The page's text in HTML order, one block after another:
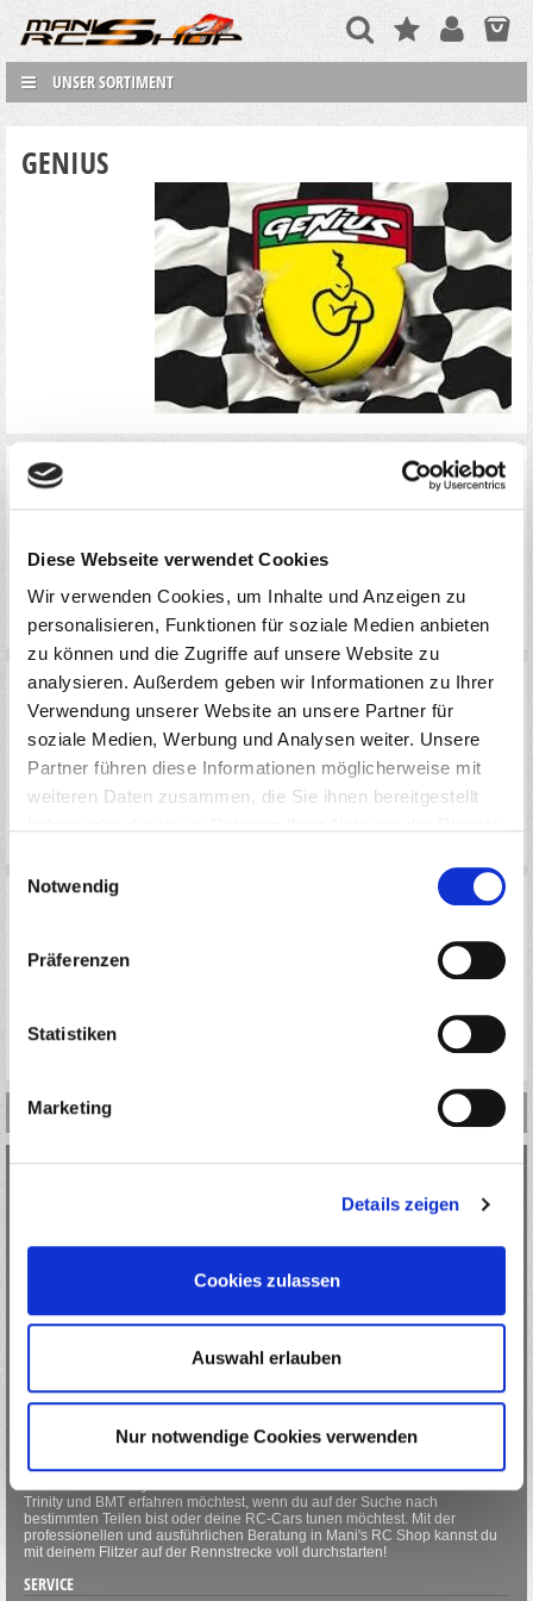
Diese Webseite verwendet Cookies
Wir verwenden Cookies, um Inhalte und Anzeigen zu
personalisieren, Funktionen für soziale Medien anbieten
zu können und die Zugriffe auf unsere Website zu
analysieren. Außerdem geben wir Informationen zu Ihrer
Verwendung unserer Website an unsere Partner für
soziale Medien, Werbung und Analysen weiter. Unsere
Partner führen diese Informationen möglicherweise mit
weiteren Daten zusammen, die Sie ihnen bereitgestellt
Notwendig
Präferenzen
Statistiken
Marketing
Details zeigen
Cookies zulassen
Auswahl erlauben
Nur notwendige Cookies verwenden
UNSER SORTIMENT
GENIUS
GENIUS RC CAR
INFORMATIONEN
Email: rally.autoracing@gmx.at
NUR ONLINE VERKAUF
Als führendes Fachgeschäft für ferngesteuerte Fahrzeuge und RC-
Modellbau in Graz sind wir für dich der perfekte Ansprechpartner wenn es
verschiedene RC-Cars informieren möchtest, ein ganz bestimmtes Modell
suchst oder die richtigen Ersatzteile für deinen Flitzer suchst, bei uns wirst
du ganz sicher fündig. Neben vielen anderen Marken führen wir auch RC-
Zubehör von Trinity und BMT. Wende dich an uns wenn du mehr über
Trinity und BMT erfahren möchtest, wenn du auf der Suche nach
bestimmten Teilen bist oder deine RC-Cars tunen möchtest. Mit der
professionellen und ausführlichen Beratung in Mani's RC Shop kannst du
mit deinem Flitzer auf der Rennstrecke voll durchstarten!
SERVICE